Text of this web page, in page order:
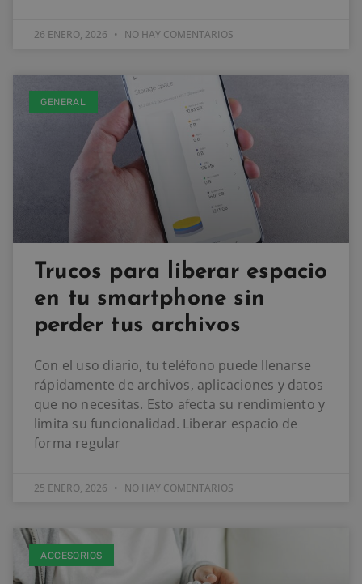
26 ENERO, 2026 NO HAY COMENTARIOS
GENERAL
Trucos para liberar espacio
en tu smartphone sin
perder tus archivos
Con el uso diario, tu teléfono puede llenarse
rápidamente de archivos, aplicaciones y datos
que no necesitas. Esto afecta su rendimiento y
limita su funcionalidad. Liberar espacio de
forma regular
25 ENERO, 2026 NO HAY COMENTARIOS
ACCESORIOS